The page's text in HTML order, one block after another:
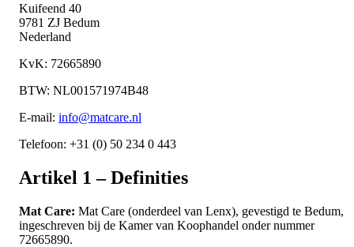
Kuifeend 40
9781 ZJ Bedum
Nederland
KvK: 72665890
BTW: NL001571974B48
E-mail: info@matcare.nl
Telefoon: +31 (0) 50 234 0 443
Artikel 1 – Definities
Mat Care: Mat Care (onderdeel van Lenx), gevestigd te Bedum,
ingeschreven bij de Kamer van Koophandel onder nummer
72665890.